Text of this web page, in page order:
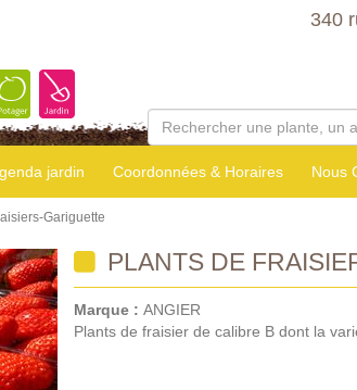
340
jardin Coordonnées & Horaires Nous
Gariguette
PLANTS DE
Marque : ANGIER
Plants de fraisier de calibre B dont la